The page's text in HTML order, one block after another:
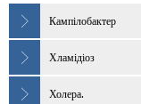
Кампілобактер
Хламідіоз
Холера.